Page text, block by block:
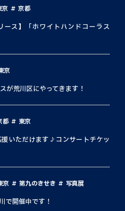
京 京都
ース】「ホワイトハンドコーラス
京
が荒川区にやってきます！
都 東京
いただけます♪コンサートチケッ
京 第九のきせき 写真展
で開催中です！